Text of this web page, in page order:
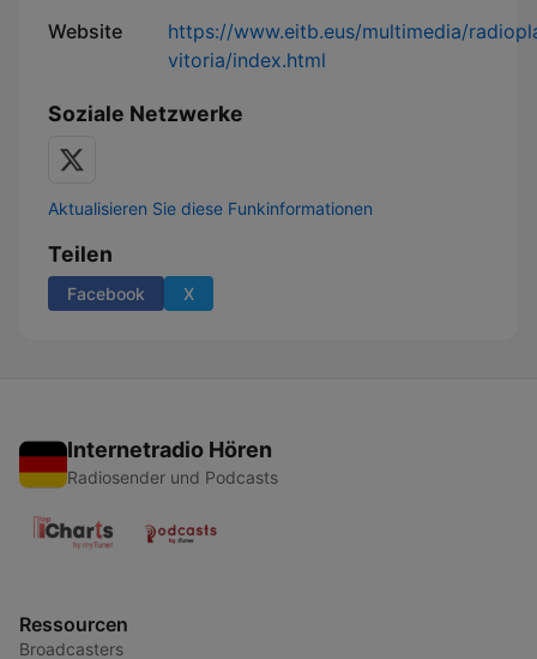
Website
https://www.eitb.eus/multimedia/
vitoria/index.html
Soziale Netzwerke
Aktualisieren Sie diese Funkinformationen
Teilen
Facebook X
Internetradio Hören
Radiosender und Podcasts
Ressourcen
Broadcasters